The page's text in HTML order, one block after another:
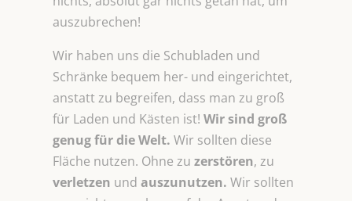
auszubrechen!
Wir haben uns die Schubladen und
Schränke bequem her- und eingerichtet,
anstatt zu begreifen, dass man zu groß
für Laden und Kästen ist! Wir sind groß
genug für die Welt. Wir sollten diese
Fläche nutzen. Ohne zu zerstören, zu
verletzen undauszunutzen. Wir sollten